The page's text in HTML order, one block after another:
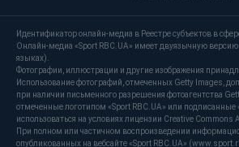
Идентификатор онлайн-медиа в Реестре субъектов в
Онлайн-медиа «Sport RBC.UA» имеет двуязычную
языках).
Фотографии, иллюстрации и другие изображения
Использование фотографий, отмеченных Getty Images,
при наличии письменного разрешения фотоагентства
отмеченные логотипом «Sport RBC.UA» или подписанные
использоваться на условиях лицензии Creative Commons
При полном или частичном воспроизведении
опубликованных на вебсайте «Sport RBC.UA»